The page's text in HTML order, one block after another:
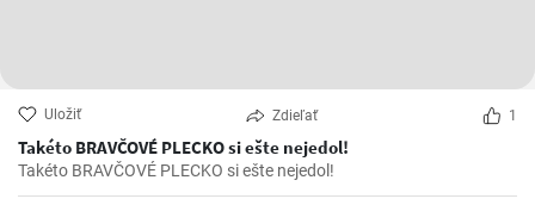
Uložiť Zdieľať 1
Takéto BRAVČOVÉ PLECKO si ešte nejedol!
Takéto BRAVČOVÉ PLECKO si ešte nejedol!